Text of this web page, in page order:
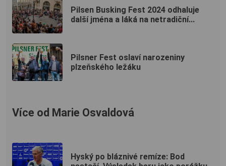
Pilsen Busking Fest 2024 odhaluje
další jména a láká na netradiční...
Pilsner Fest oslaví narozeniny
plzeňského ležáku
Více od Marie Osvaldová
Hyský po bláznivé remíze: Bod